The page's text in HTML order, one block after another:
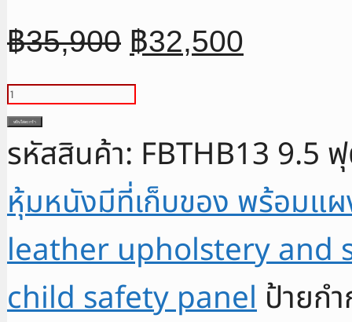
฿35,900 Original
price
฿35,900.
฿32,500price
จำนวน
เตียง
ครอบครัว
มี
แผง
กัน
เด็ก
ตก
9.5ฟุต
หยิบใส่ตะกร้า
รหัสสินค้า: FBTHB13 9.5
หุ้มหนังมีที่เก็บของ พร้อมแ
leather upholstery and
child safety panel ป้ายก